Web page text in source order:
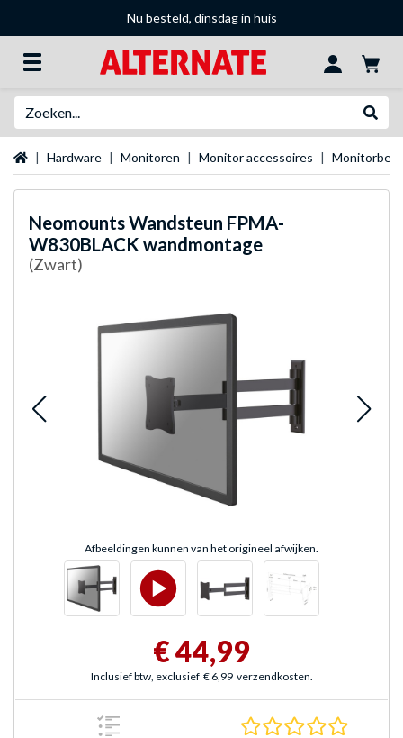
Nu besteld, dinsdag in huis
Startpagina
Hardware Monitoren Monitor accessoires
NeomountsWandsteun FPMA-
W830BLACK wandmontage
(Zwart)
Afbeeldingen kunnen van het origineel afwijken.
€ 44,99
Inclusief btw, exclusief € 6,99 verzendkosten.